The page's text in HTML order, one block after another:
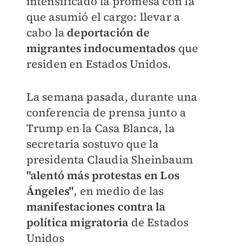
que asumió el cargo: llevar a
cabo ladeportación de
migrantes indocumentados que
residen en Estados Unidos.
La semana pasada, durante una
conferencia de prensa junto a
Trump en la Casa Blanca, la
secretaria sostuvo que la
presidenta Claudia Sheinbaum
"alentó más protestas en Los
Ángeles", en medio de las
manifestaciones contra la
política migratoria de Estados
Unidos